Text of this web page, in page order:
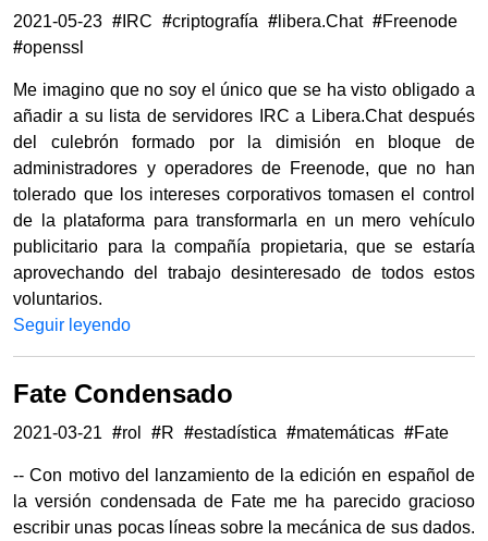
2021-05-23 # IRC #criptografía # libera.Chat #Freenode
#openssl
Me imagino que no soy el único que se ha visto obligado a
añadir a su lista de servidores IRC a Libera.Chat después
del culebrón formado por la dimisión en bloque de
administradores y operadores de Freenode, que no han
tolerado que los intereses corporativos tomasen el control
de la plataforma para transformarla en un mero vehículo
publicitario para la compañía propietaria, que se estaría
aprovechando del trabajo desinteresado de todos estos
voluntarios.
Seguir leyendo
Fate Condensado
2021-03-21 #rol #R #estadística #matemáticas #Fate
-- Con motivo del lanzamiento de la edición en español de
la versión condensada de Fate me ha parecido gracioso
escribir unas pocas líneas sobre la mecánica de sus dados.